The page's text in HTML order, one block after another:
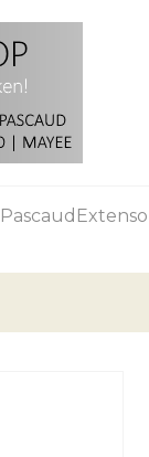
Pascaud Extenso